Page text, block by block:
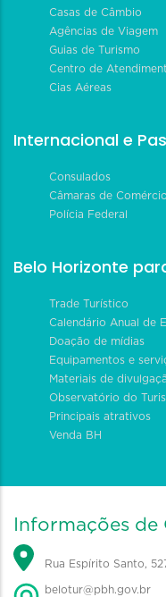
Casas de Câmbio
Agências de Viagem
Guias de Turismo
Centro de
Cias Aéreas
Internacional e
Consulados
Câmaras de Comércio
Polícia Federal
Belo Horizonte
Trade Turístico
Calendário Anual de
Doação de mídias
Equipamentos e
Materiais de
Observatório do
Principais atrativos
Venda BH
Informações de
Rua Espírito Santo,
belotur@pbh.gov.br